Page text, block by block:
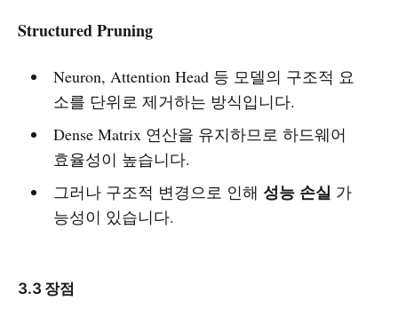
Structured Pruning
Neuron, Attention Head 등 모델의 구조적 요
소를 단위로 제거하는 방식입니다.
Dense Matrix 연산을 유지하므로 하드웨어
효율성이 높습니다.
그러나 구조적 변경으로 인해 성능 손실 가
능성이 있습니다.
3.3 장점